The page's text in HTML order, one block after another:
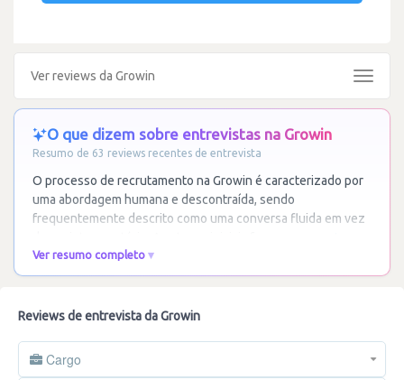
Ver reviews da Growin
Toggle
O que dizem sobre entrevistas na Growin
Resumo de 63 reviews recentes de entrevista
O processo de recrutamento na Growin é caracterizado por
uma abordagem humana e descontraída, sendo
frequentemente descrito como uma conversa fluida em vez
mais
Ver resumo completo
Reviews de entrevista da Growin
Cargo